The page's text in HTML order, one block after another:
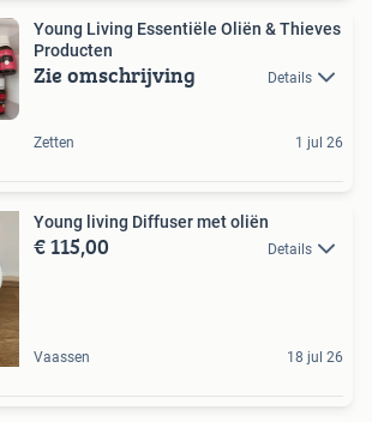
Young Living Essentiële Oliën & Thieves
Producten
Zie omschrijving Details
Zetten 1 jul 26
Young living Diffuser met oliën
€ 115,00 Details
Vaassen 18 jul 26